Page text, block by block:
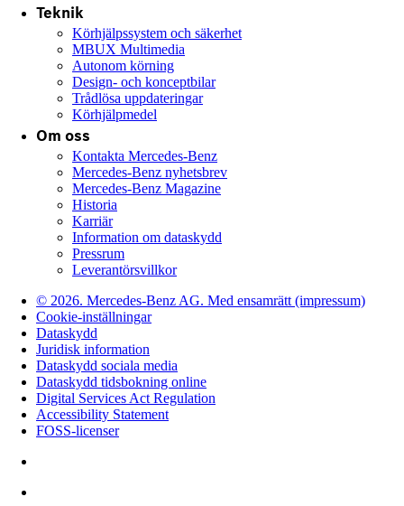
Teknik
Körhjälpssystem och säkerhet
MBUX Multimedia
Autonom körning
Design- och konceptbilar
Trådlösa uppdateringar
Körhjälpmedel
Om oss
Kontakta Mercedes-Benz
Mercedes-Benz nyhetsbrev
Mercedes-Benz Magazine
Historia
Karriär
Information om dataskydd
Pressrum
Leverantörsvillkor
© 2026. Mercedes-Benz AG. Med ensamrätt (impressum)
Cookie-inställningar
Dataskydd
Juridisk information
Dataskydd sociala media
Dataskydd tidsbokning online
Digital Services Act Regulation
Accessibility Statement
FOSS-licenser